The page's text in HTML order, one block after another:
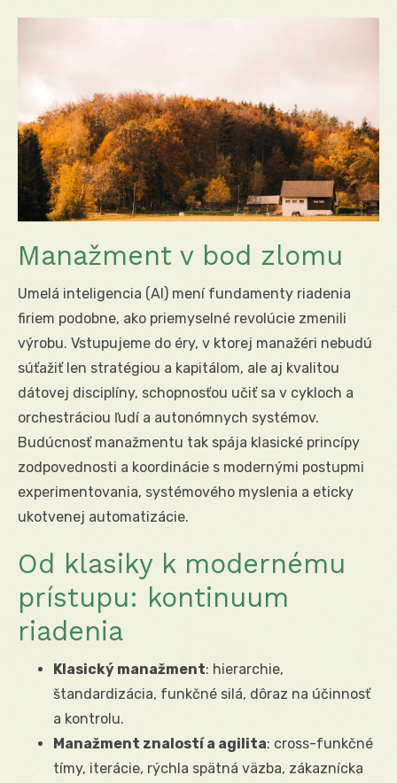
Manažment v bod zlomu
Umelá inteligencia (AI) mení fundamenty riadenia
firiem podobne, ako priemyselné revolúcie zmenili
výrobu. Vstupujeme do éry, v ktorej manažéri nebudú
súťažiť len stratégiou a kapitálom, ale aj kvalitou
dátovej disciplíny, schopnosťou učiť sa v cykloch a
orchestráciou ľudí a autonómnych systémov.
Budúcnosť manažmentu tak spája klasické princípy
zodpovednosti a koordinácie s modernými postupmi
experimentovania, systémového myslenia a eticky
ukotvenej automatizácie.
Od klasiky k modernému
prístupu: kontinuum
riadenia
Klasický manažment: hierarchie,
štandardizácia, funkčné silá, dôraz na účinnosť
a kontrolu.
Manažment znalostí a agilita: cross-funkčné
tímy, iterácie, rýchla spätná väzba, zákaznícka